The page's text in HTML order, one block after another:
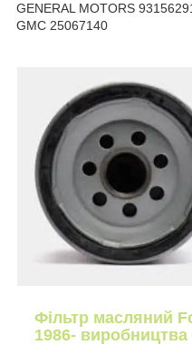
GENERAL MOTORS
GMC 25067140
Фільтр масляний
1986-